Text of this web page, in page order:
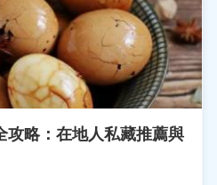
攻略：在地人私藏推薦與